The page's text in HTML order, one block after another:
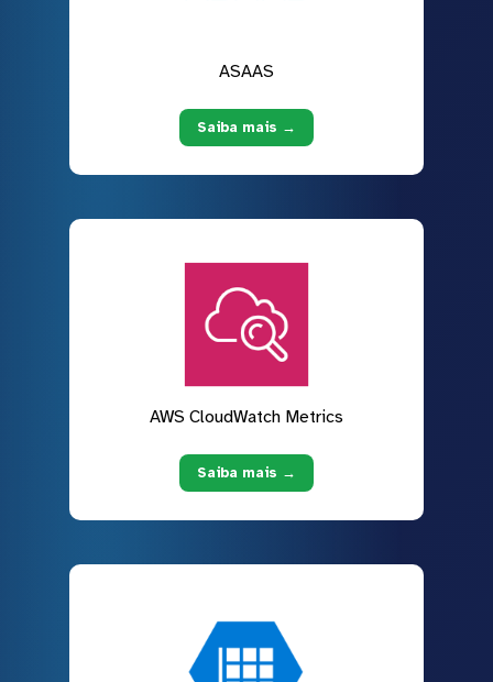
ASAAS
Saiba mais →
AWS CloudWatch Metrics
Saiba mais →